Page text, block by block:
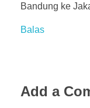
Bandung ke
Balas
Add a